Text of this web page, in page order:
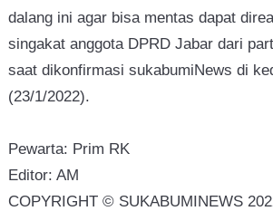
dalang ini agar bisa mentas dapat
singakat anggota DPRD Jabar dari
saat dikonfirmasi sukabumiNews di
(23/1/2022).
Pewarta: Prim RK
Editor: AM
COPYRIGHT © SUKABUMINEWS